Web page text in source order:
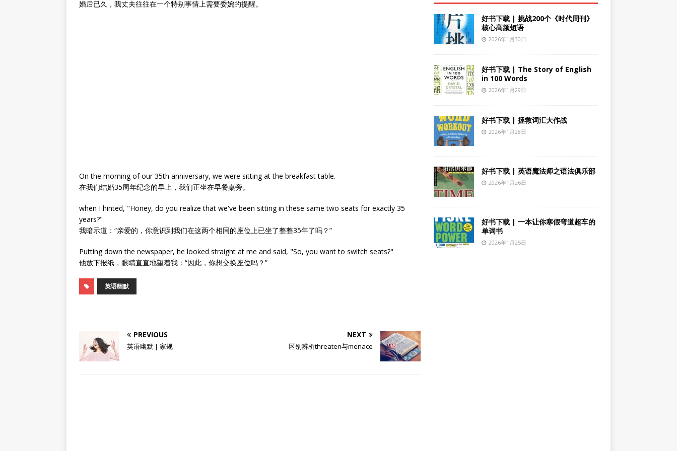
婚后已久，我丈夫往往在一个特别事情上需要委婉的提醒。
On the morning of our 35th anniversary, we were sitting at the breakfast table.
在我们结婚35周年纪念的早上，我们正坐在早餐桌旁。
when I hinted, "Honey, do you realize that we've been sitting in these same two seats for exactly 35
years?"
我暗示道：“亲爱的，你意识到我们在这两个相同的座位上已坐了整整35年了吗？”
Putting down the newspaper, he looked straight at me and said, "So, you want to switch seats?"
他放下报纸，眼睛直直地望着我：“因此，你想交换座位吗？”
英语幽默
PREVIOUS
英语幽默 | 家规
NEXT
区别辨析threaten与menace
好书下载 | 挑战200个《时代周刊》
核心高频短语
2026年1月30日
好书下载 | The Story of English
in 100 Words
2026年1月29日
好书下载 | 拯救词汇大作战
2026年1月28日
好书下载 | 英语魔法师之语法俱乐部
2026年1月26日
好书下载 | 一本让你寒假弯道超车的
单词书
2026年1月25日